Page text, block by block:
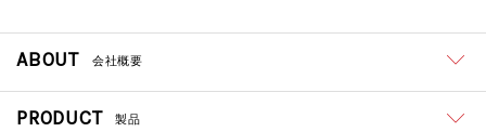
ABOUT 会社概要
PRODUCT 製品